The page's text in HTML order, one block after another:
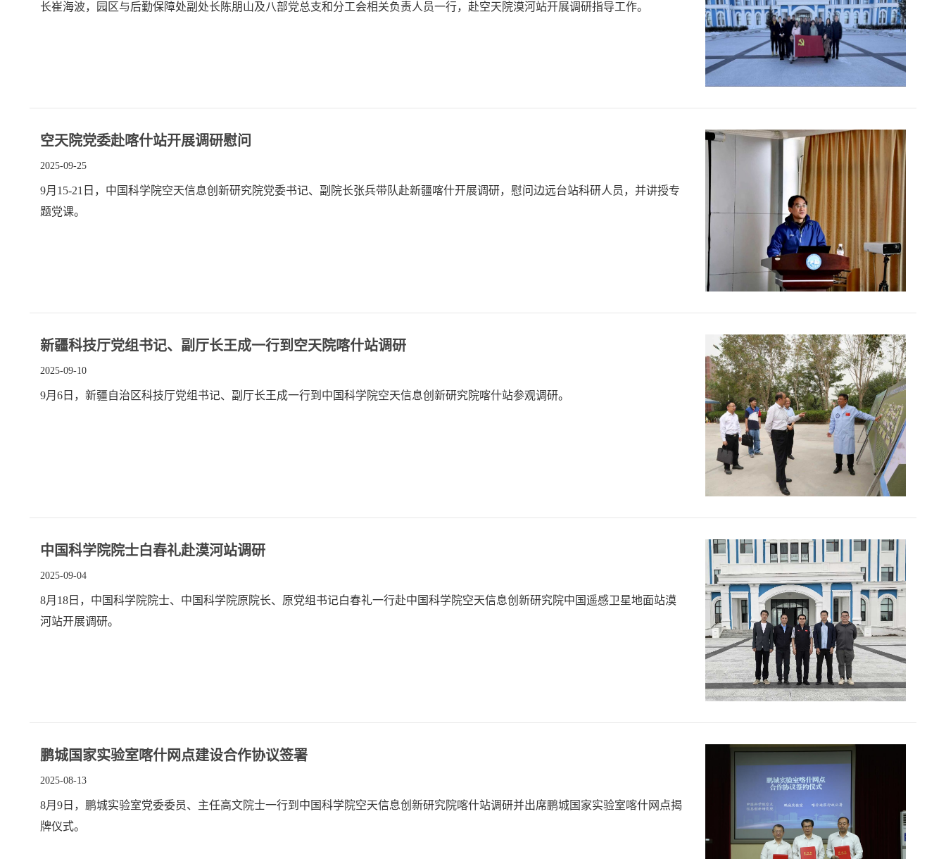
长崔海波，园区与后勤保障处副处长陈朋山及八部党总支和分工会相关负责人员一行，赴空天院漠河站开展调研指导工作。
空天院党委赴喀什站开展调研慰问
2025-09-25
9月15-21日，中国科学院空天信息创新研究院党委书记、副院长张兵带队赴新疆喀什开展调研，慰问边远台站科研人员，并讲授专
题党课。
新疆科技厅党组书记、副厅长王成一行到空天院喀什站调研
2025-09-10
9月6日，新疆自治区科技厅党组书记、副厅长王成一行到中国科学院空天信息创新研究院喀什站参观调研。
中国科学院院士白春礼赴漠河站调研
2025-09-04
8月18日，中国科学院院士、中国科学院原院长、原党组书记白春礼一行赴中国科学院空天信息创新研究院中国遥感卫星地面站漠
河站开展调研。
鹏城国家实验室喀什网点建设合作协议签署
2025-08-13
8月9日，鹏城实验室党委委员、主任高文院士一行到中国科学院空天信息创新研究院喀什站调研并出席鹏城国家实验室喀什网点揭
牌仪式。